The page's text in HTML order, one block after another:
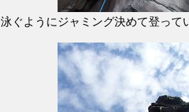
泳ぐようにジャミング決めて登って